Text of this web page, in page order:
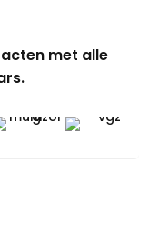
met alle